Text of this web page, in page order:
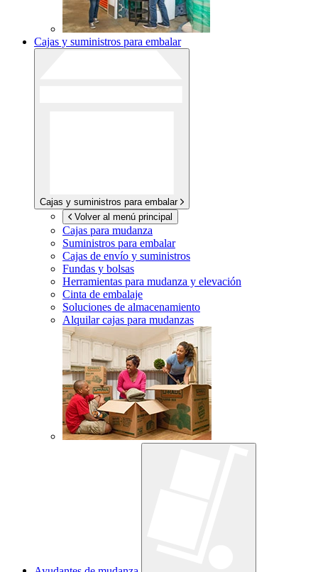
Cajas y suministros para embalar
Cajas y suministros para embalar
Volver al menú principal
Cajas para mudanza
Suministros para embalar
Cajas de envío y suministros
Fundas y bolsas
Herramientas para mudanza y elevación
Cinta de embalaje
Soluciones de almacenamiento
Alquilar cajas para mudanzas